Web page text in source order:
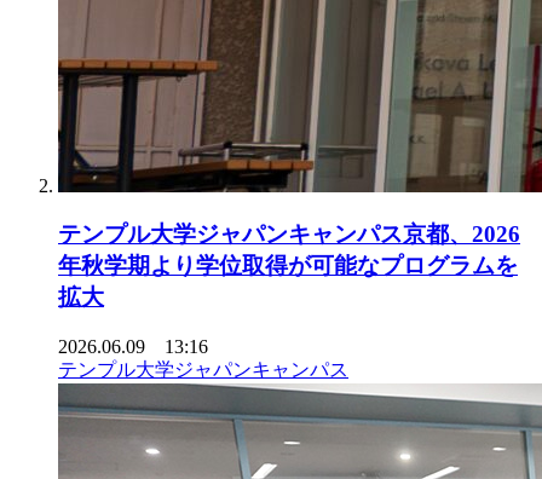
テンプル大学ジャパンキャンパス京都、2026
年秋学期より学位取得が可能なプログラムを
拡大
2026.06.09 13:16
テンプル大学ジャパンキャンパス